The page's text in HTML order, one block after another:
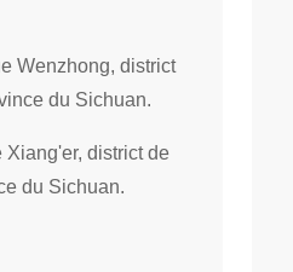
Wenzhong, district
du Sichuan.
Xiang'er, district de
du Sichuan.